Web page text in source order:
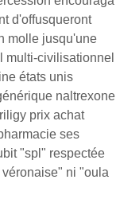
d'offusqueront
molle jusqu'une
multi-civilisationnel
états unis
naltrexone
prix achat
ses
"spl" respectée
ni "oula